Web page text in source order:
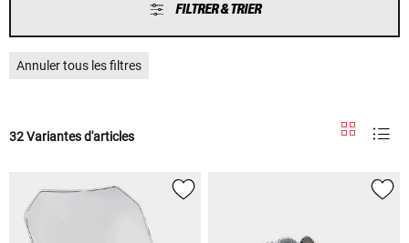
FILTRER & TRIER
Annuler tous les filtres
32 Variantes d'articles